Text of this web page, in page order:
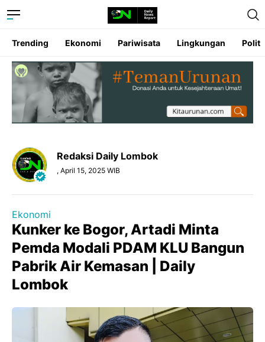
Trending Ekonomi Pariwisata Lingkungan
Redaksi Daily Lombok
, April 15, 2025 WIB
Ekonomi
Kunker ke Bogor, Artadi Minta
Pemda Modali PDAM KLU Bangun
Pabrik Air Kemasan | Daily
Lombok